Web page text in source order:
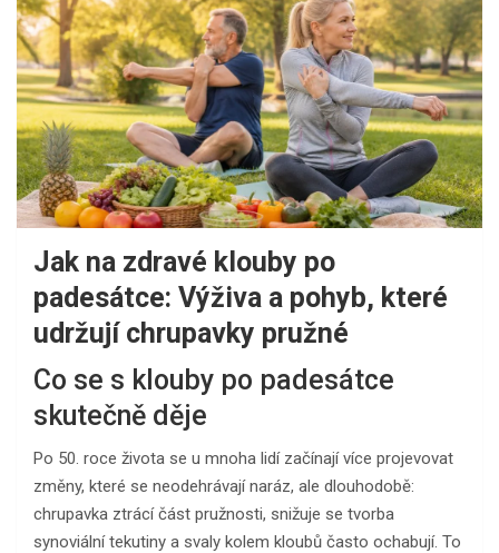
Jak na zdravé klouby po
padesátce: Výživa a pohyb, které
udržují chrupavky pružné
Co se s klouby po padesátce
skutečně děje
Po 50. roce života se u mnoha lidí začínají více projevovat
změny, které se neodehrávají naráz, ale dlouhodobě:
chrupavka ztrácí část pružnosti, snižuje se tvorba
synoviální tekutiny a svaly kolem kloubů často ochabují. To